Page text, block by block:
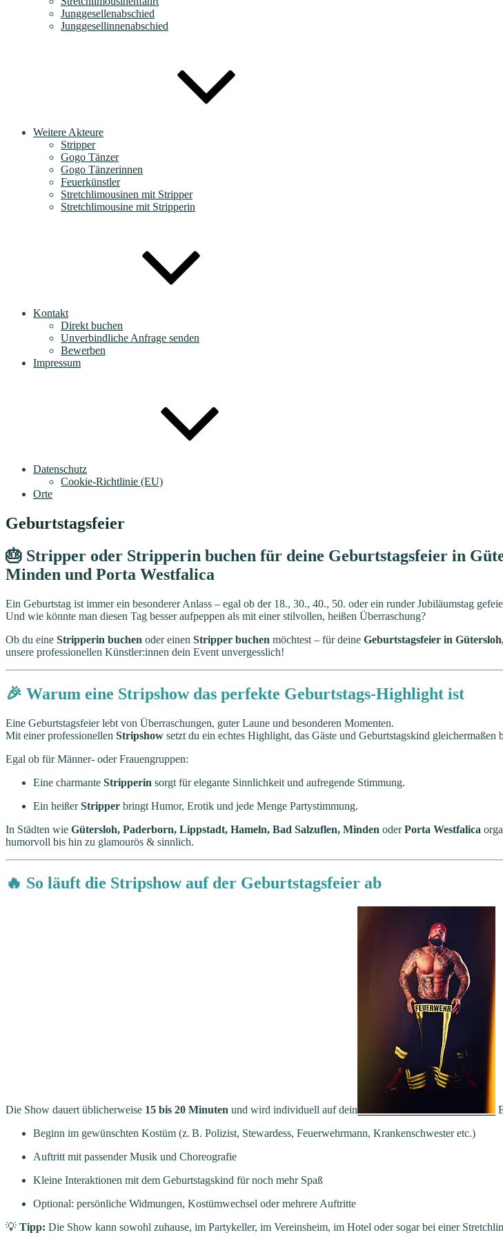
Junggesellenabschied
Junggesellinnenabschied
Weitere Akteure
Stripper
Gogo Tänzer
Gogo Tänzerinnen
Feuerkünstler
Stretchlimousinen mit Stripper
Stretchlimousine mit Stripperin
Kontakt
Direkt buchen
Unverbindliche Anfrage senden
Bewerben
Impressum
Datenschutz
Cookie-Richtlinie (EU)
Orte
Geburtstagsfeier
🎂 Stripper oder Stripperin buchen für deine Geburtstagsfeier in
Minden und Porta Westfalica
Ein Geburtstag ist immer ein besonderer Anlass – egal ob der 18., 30., 40., 50. oder ein runder Jubiläumstag
Und wie könnte man diesen Tag besser aufpeppen als mit einer stilvollen, heißen Überraschung?
Ob du eine Stripperin buchen oder einen Stripper buchen möchtest – für deine Geburtstagsfeier in
unsere professionellen Künstler:innen dein Event unvergesslich!
🎉 Warum eine Stripshow das perfekte Geburtstags-Highlight ist
Eine Geburtstagsfeier lebt von Überraschungen, guter Laune und besonderen Momenten.
Mit einer professionellen Stripshow setzt du ein echtes Highlight, das Gäste und Geburtstagskind gleichermaßen
Egal ob für Männer- oder Frauengruppen:
Eine charmante Stripperin sorgt für elegante Sinnlichkeit und aufregende Stimmung.
Ein heißerStripper bringt Humor, Erotik und jede Menge Partystimmung.
In Städten wie Gütersloh, Paderborn, Lippstadt, Hameln, Bad Salzuflen, Minden oderPorta Westfalica
humorvoll bis hin zu glamourös & sinnlich.
🔥 So läuft die Stripshow auf der Geburtstagsfeier ab
Die Show dauert üblicherweise 15 bis 20 Minuten und wird individuell auf dein
Beginn im gewünschten Kostüm (z. B. Polizist, Stewardess, Feuerwehrmann, Krankenschwester etc.)
Auftritt mit passender Musik und Choreografie
Kleine Interaktionen mit dem Geburtstagskind für noch mehr Spaß
Optional: persönliche Widmungen, Kostümwechsel oder mehrere Auftritte
💡 Tipp: Die Show kann sowohl zuhause, im Partykeller, im Vereinsheim, im Hotel oder sogar bei einer